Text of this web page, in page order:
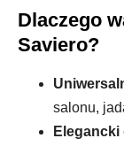
Dlaczego
Saviero?
salonu,
Elegancki